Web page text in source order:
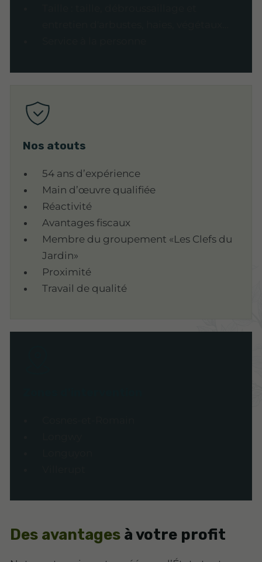
Nos atouts
54 ans d’expérience
Main d’œuvre qualifiée
Réactivité
Avantages fiscaux
Membre du groupement «Les Clefs du
Jardin»
Proximité
Travail de qualité
Des avantages à votre profit